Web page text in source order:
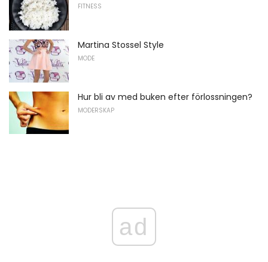
FITNESS
Martina Stossel Style
MODE
Hur bli av med buken efter förlossningen?
MODERSKAP
ad